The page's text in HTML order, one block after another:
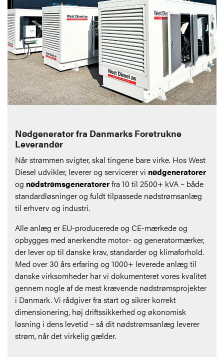
Nødgenerator fra Danmarks Foretrukne
Leverandør
Når strømmen svigter, skal tingene bare virke. Hos West
Diesel udvikler, leverer og servicerer vi nødgeneratorer
og nødstrømsgeneratorerfra 10 til 2500+ kVA – både
standardløsninger og fuldt tilpassede nødstrømsanlæg
til erhverv og industri.
Alle anlæg er EU-producerede og CE-mærkede og
opbygges med anerkendte motor- og generatormærker,
der lever op til danske krav, standarder og klimaforhold.
Med over 30 års erfaring og 1000+ leverede anlæg til
danske virksomheder har vi dokumenteret vores kvalitet
gennem nogle af de mest krævende nødstrømsprojekter
i Danmark. Vi rådgiver fra start og sikrer korrekt
dimensionering, høj driftssikkerhed og økonomisk
løsning i dens levetid – så dit nødstrømsanlæg leverer
strøm, når det virkelig gælder.